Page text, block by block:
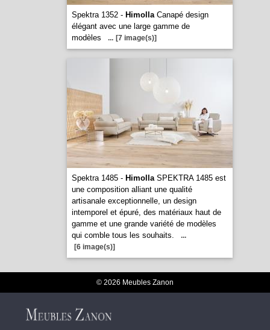
Spektra 1352 - HimollaCanapé design
élégant avec une large gamme de
modèles
... [7 image(s)]
Spektra 1485 - HimollaSPEKTRA 1485 est
une composition alliant une qualité
artisanale exceptionnelle, un design
intemporel et épuré, des matériaux haut de
gamme et une grande variété de modèles
qui comble tous les souhaits.
...
[6 image(s)]
© 2026 Meubles Zanon